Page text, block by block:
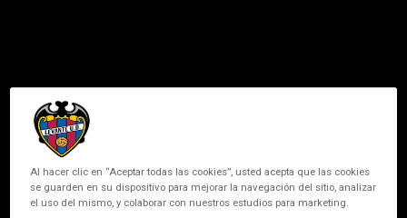
Al hacer clic en “Aceptar todas las cookies”, usted acepta que las cookies
se guarden en su dispositivo para mejorar la navegación del sitio, analizar
el uso del mismo, y colaborar con nuestros estudios para marketing.